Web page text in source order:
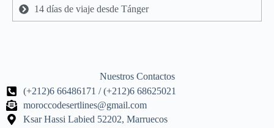
14 días de viaje desde Tánger
Nuestros Contactos
(+212)6 66486171 / (+212)6 68625021
moroccodesertlines@gmail.com
Ksar Hassi Labied 52202, Marruecos